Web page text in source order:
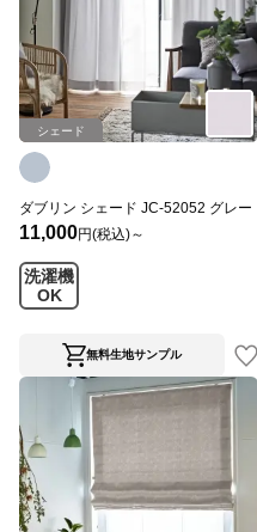
シェード
ダブリン シェード JC-52052 グレー
11,000円(税込)～
洗濯機
OK
無料生地サンプル